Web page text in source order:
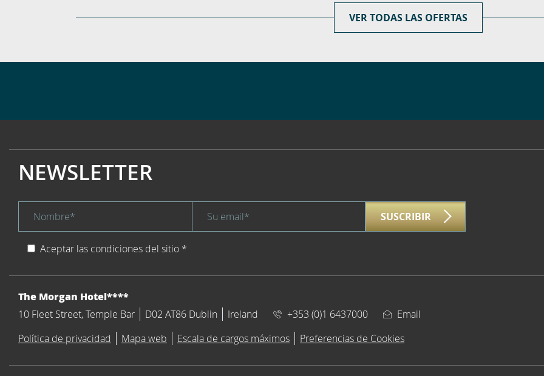
VER TODAS LAS OFERTAS
NEWSLETTER
SUSCRIBIR
Aviso legal
Aceptar las condiciones del sitio *
DIRECCIÓN
The Morgan Hotel****
10 Fleet Street, Temple Bar D02 AT86 Dublin Ireland +353 (0)1 6437000
Email
Política de privacidad
Mapa web Escala de cargos máximos Preferencias de Cookies